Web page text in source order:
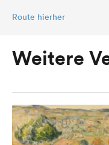
Route hierher
Weitere